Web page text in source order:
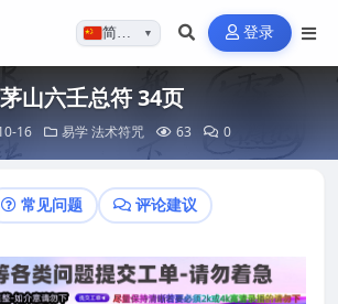
简体…▼ 登录
茅山六壬总符 34页
16 易学 法术符咒 63 0
常见问题 评论建议